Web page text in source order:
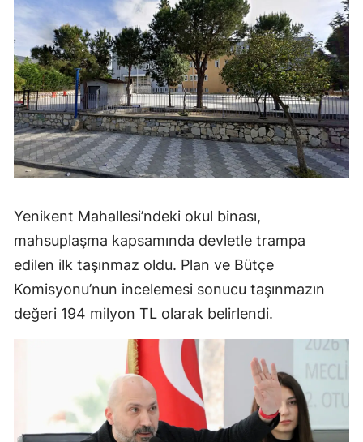
Yenikent Mahallesi’ndeki okul binası,
mahsuplaşma kapsamında devletle trampa
edilen ilk taşınmaz oldu. Plan ve Bütçe
Komisyonu’nun incelemesi sonucu taşınmazın
değeri 194 milyon TL olarak belirlendi.